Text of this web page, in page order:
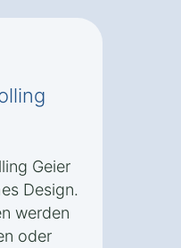
Geier
Design.
werden
oder